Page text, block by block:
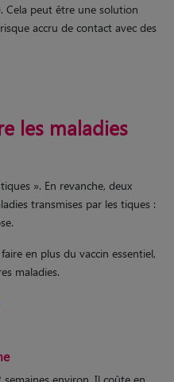
Cela peut être une solution
accru de contact avec des
les maladies
». En revanche, deux
transmises par les tiques :
en plus du vaccin essentiel,
maladies.